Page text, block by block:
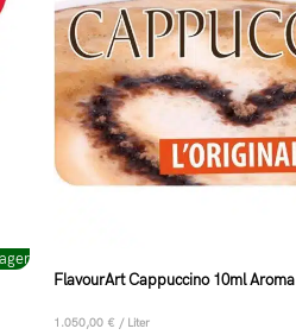
FlavourArt Cappuccino 10ml Aroma
1.050,00 € / Liter